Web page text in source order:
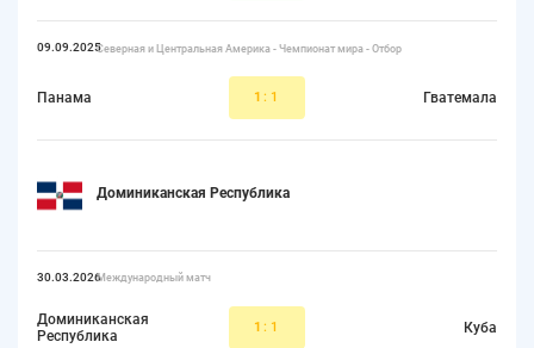
09.09.2025Северная и Центральная Америка - Чемпионат мира - Отбор
Панама 1:1 Гватемала
Доминиканская Республика
30.03.2026Международный матч
Доминиканская
Республика
1:1 Куба